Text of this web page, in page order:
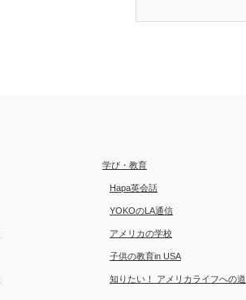
学び・教育
Hapa英会話
YOKOのLA通信
アメリカの学校
子供の教育in USA
知りたい！ アメリカライフへの道